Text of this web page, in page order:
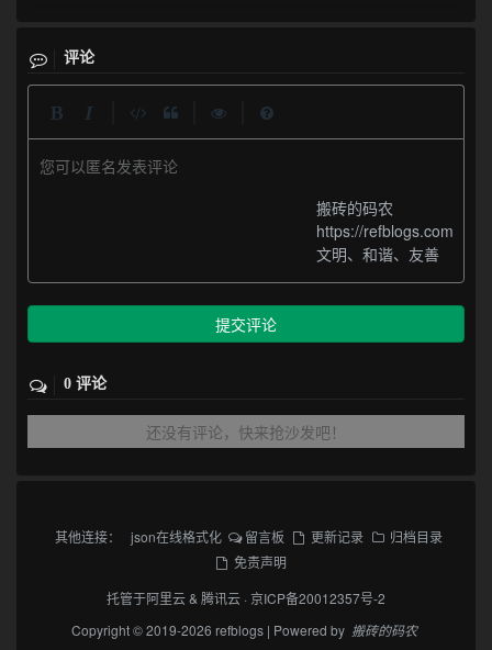
评论
您可以匿名发表评论
搬砖的码农
https://refblogs.com
文明、和谐、友善
提交评论
0 评论
还没有评论，快来抢沙发吧！
其他连接： json在线格式化 留言板 更新记录
归档目录
免责声明
托管于阿里云& 腾讯云 ·京ICP备20012357号-2
Copyright © 2019-2026 refblogs | Powered by 搬砖的码农